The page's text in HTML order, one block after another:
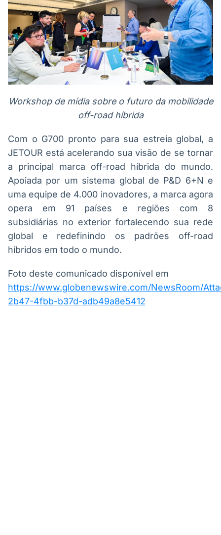
Workshop de mídia sobre o futuro da mobilidade
off-road híbrida
Com o G700 pronto para sua estreia global, a
JETOUR está acelerando sua visão de se tornar
a principal marca off-road híbrida do mundo.
Apoiada por um sistema global de P&D 6+N e
uma equipe de 4.000 inovadores, a marca agora
opera em 91 países e regiões com 8
subsidiárias no exterior fortalecendo sua rede
global e redefinindo os padrões off-road
híbridos em todo o mundo.
Foto deste comunicado disponível em
https://www.globenewswire.com/NewsRoom/
2b47-4fbb-b37d-adb49a8e5412